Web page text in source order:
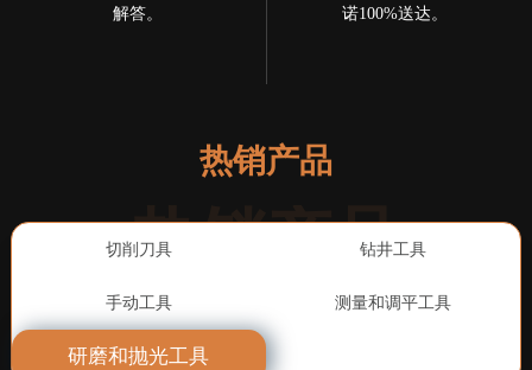
解答。
诺100%送达。
热销产品
热销产品
切削刀具 钻井工具
手动工具 测量和调平工具
研磨和抛光工具